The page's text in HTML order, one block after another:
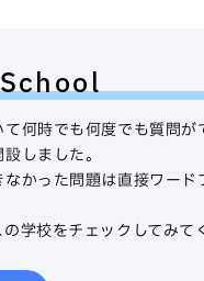
何時でも何度でも質問が
しました。
かった問題は直接ワード
学校をチェックしてみて